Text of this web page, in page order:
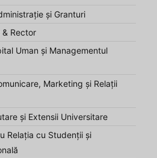
și Granturi
Rector
Uman și Managementul
Marketing și Relații
și Extensii Universitare
Relația cu Studenții și